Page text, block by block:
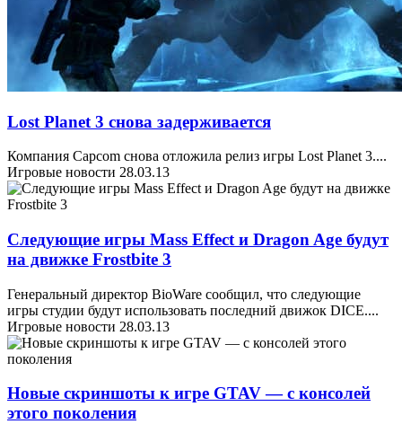
Lost Planet 3 снова задерживается
Компания Capcom снова отложила релиз игры Lost Planet 3....
Игровые новости 28.03.13
Следующие игры Mass Effect и Dragon Age будут
на движке Frostbite 3
Генеральный директор BioWare сообщил, что следующие
игры студии будут использовать последний движок DICE....
Игровые новости 28.03.13
Новые скриншоты к игре GTAV — с консолей
этого поколения